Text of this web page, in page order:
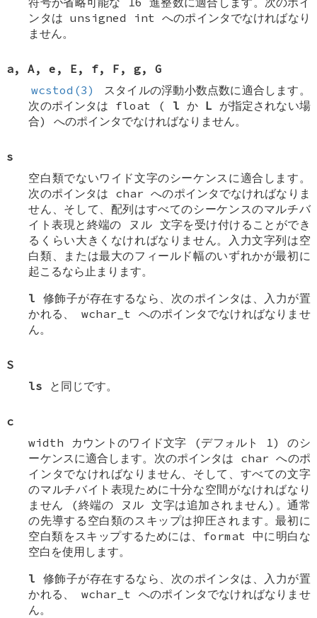
ンタは unsigned int へのポインタでなければなり
ません。
a,A,e , E , f, F ,g,G
wcstod(3)
スタイルの浮動小数点数に適合します。
次のポインタは float ( l か L が指定されない場
合) へのポインタでなければなりません。
s
空白類でないワイド文字のシーケンスに適合します。
次のポインタは char へのポインタでなければなりま
せん、そして、配列はすべてのシーケンスのマルチバ
イト表現と終端の
ヌル 文字を受け付けることができ
るくらい大きくなければなりません。入力文字列は空
白類、または最大のフィールド幅のいずれかが最初に
起こるなら止まります。
l 修飾子が存在するなら、次のポインタは、入力が置
かれる、wchar_t へのポインタでなければなりませ
ん。
S
ls と同じです。
c
width カウントのワイド文字 (デフォルト 1) のシ
ーケンスに適合します。次のポインタは char へのポ
インタでなければなりません、そして、すべての文字
のマルチバイト表現ために十分な空間がなければなり
ません (終端の
ヌル 文字は追加されません)。通常
の先導する空白類のスキップは抑圧されます。最初に
空白類をスキップするためには、format 中に明白な
空白を使用します。
l 修飾子が存在するなら、次のポインタは、入力が置
かれる、wchar_t へのポインタでなければなりませ
ん。